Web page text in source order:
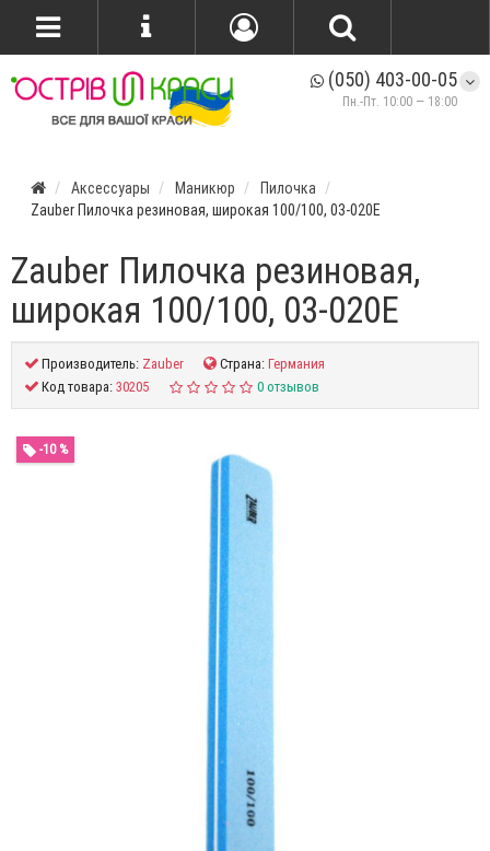
(050) 403-00-05
Пн.-Пт. 10:00 — 18:00
Аксессуары Маникюр
Пилочка
Zauber Пилочка резиновая, широкая 100/100, 03-020E
Zauber Пилочка резиновая,
широкая 100/100, 03-020E
Производитель: Zauber Страна:Германия
Код товара:30205 0 отзывов
-10 %